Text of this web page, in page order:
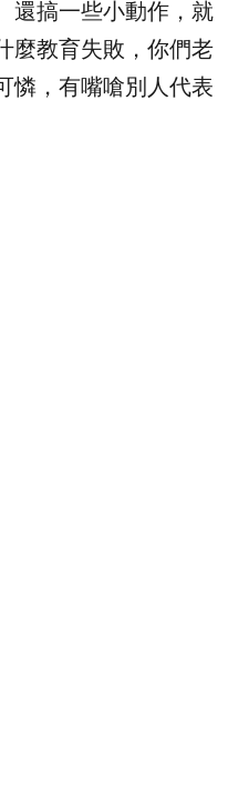
還搞一些小動作，就
麼教育失敗，你們老
憐，有嘴嗆別人代表